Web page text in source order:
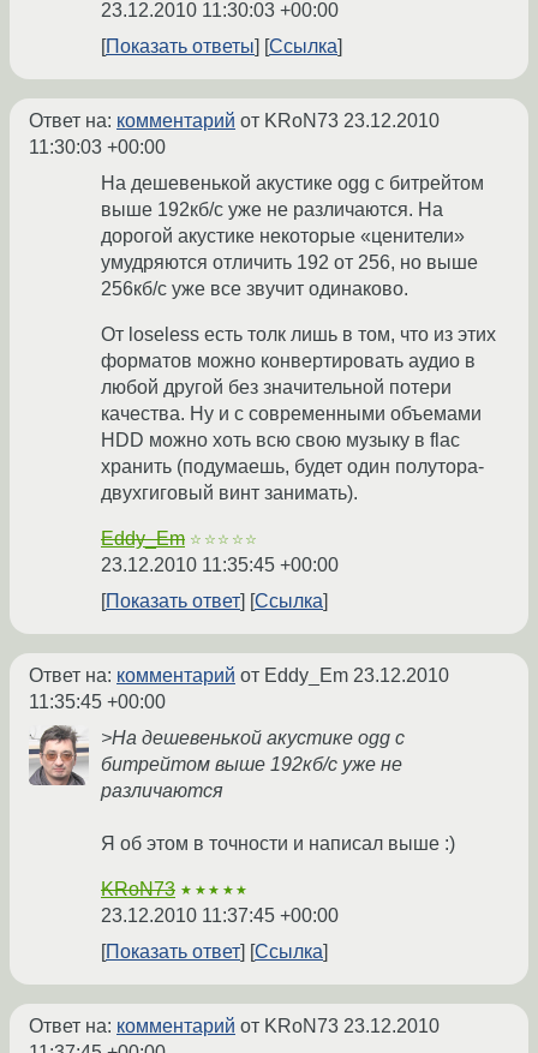
23.12.2010 11:30:03 +00:00
Показать ответы
Ссылка
Ответ на: комментарий от KRoN73 23.12.2010
11:30:03 +00:00
На дешевенькой акустике ogg с битрейтом
выше 192кб/с уже не различаются. На
дорогой акустике некоторые «ценители»
умудряются отличить 192 от 256, но выше
256кб/с уже все звучит одинаково.
От loseless есть толк лишь в том, что из этих
форматов можно конвертировать аудио в
любой другой без значительной потери
качества. Ну и с современными объемами
HDD можно хоть всю свою музыку в flac
хранить (подумаешь, будет один полутора-
двухгиговый винт занимать).
Eddy_Em ☆☆☆☆☆
23.12.2010 11:35:45 +00:00
Показать ответ
Ссылка
Ответ на: комментарий от Eddy_Em 23.12.2010
11:35:45 +00:00
>На дешевенькой акустике ogg с
битрейтом выше 192кб/с уже не
различаются
Я об этом в точности и написал выше :)
KRoN73 ★★★★★
23.12.2010 11:37:45 +00:00
Показать ответ
Ссылка
Ответ на: комментарий от KRoN73 23.12.2010